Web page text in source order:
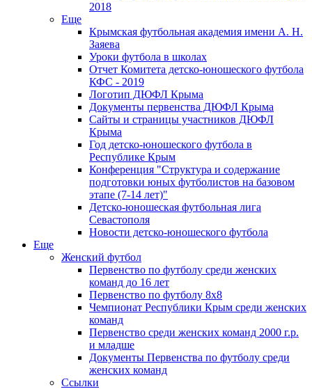
2018
Еще
Крымская футбольная академия имени А. Н.
Заяева
Уроки футбола в школах
Отчет Комитета детско-юношеского футбола
КФС - 2019
Логотип ДЮФЛ Крыма
Документы первенства ДЮФЛ Крыма
Сайты и страницы участников ДЮФЛ
Крыма
Год детско-юношеского футбола в
Республике Крым
Конференция "Структура и содержание
подготовки юных футболистов на базовом
этапе (7-14 лет)"
Детско-юношеская футбольная лига
Севастополя
Новости детско-юношеского футбола
Еще
Женский футбол
Первенство по футболу среди женских
команд до 16 лет
Первенство по футболу 8х8
Чемпионат Республики Крым среди женских
команд
Первенство среди женских команд 2000 г.р.
и младше
Документы Первенства по футболу среди
женских команд
Ссылки